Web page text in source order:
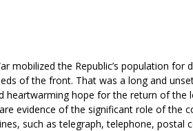
mobilized the Republic’s population
of the front. That was a long and
heartwarming hope for the return of
evidence of the significant role of the
such as telegraph, telephone,